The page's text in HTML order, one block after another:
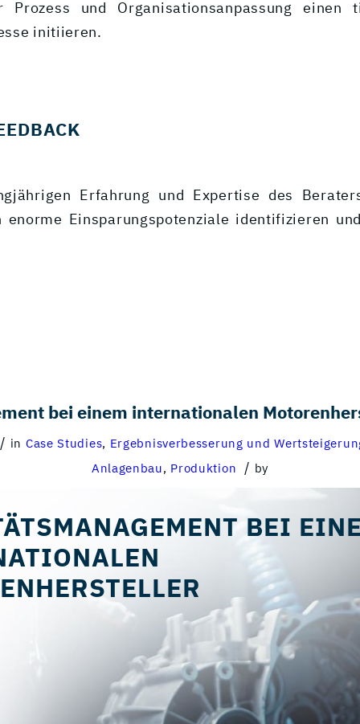
Prozess und Organisationsanpassung einen
initiieren.
Erfahrung und Expertise des
enorme Einsparungspotenziale identifizieren
bei einem internationalen
/ in Case Studies, Ergebnisverbesserung und
Anlagenbau , Produktion / by
BEI